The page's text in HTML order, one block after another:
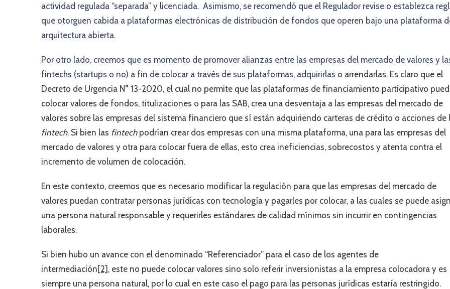
actividad regulada “separada” y licenciada. Asimismo, se recomendó que el Regulador revise o establezca
que otorguen cabida a plataformas electrónicas de distribución de fondos que operen bajo una plataforma
arquitectura abierta.
Por otro lado, creemos que es momento de promover alianzas entre las empresas del mercado de valores y
fintechs (startups o no) a fin de colocar a través de sus plataformas, adquirirlas o arrendarlas. Es claro que el
Decreto de Urgencia N° 13-2020, el cual no permite que las plataformas de financiamiento participativo
colocar valores de fondos, titulizaciones o para las SAB, crea una desventaja a las empresas del mercado de
valores sobre las empresas del sistema financiero que sí están adquiriendo carteras de crédito o acciones de
fintech. Si bien las fintech podrían crear dos empresas con una misma plataforma, una para las empresas del
mercado de valores y otra para colocar fuera de ellas, esto crea ineficiencias, sobrecostos y atenta contra el
incremento de volumen de colocación.
En este contexto, creemos que es necesario modificar la regulación para que las empresas del mercado de
valores puedan contratar personas jurídicas con tecnología y pagarles por colocar, a las cuales se puede
una persona natural responsable y requerirles estándares de calidad mínimos sin incurrir en contingencias
laborales.
Si bien hubo un avance con el denominado “Referenciador” para el caso de los agentes de
intermediación[2] , este no puede colocar valores sino solo referir inversionistas a la empresa colocadora y es
siempre una persona natural, por lo cual en este caso el pago para las personas jurídicas estaría restringido.